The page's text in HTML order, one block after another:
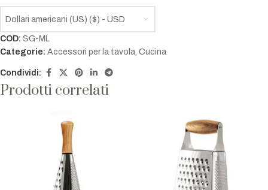
Dollari americani (US) ($) - USD
COD: SG-ML
Categorie: Accessori per la tavola, Cucina
Condividi:
Prodotti correlati